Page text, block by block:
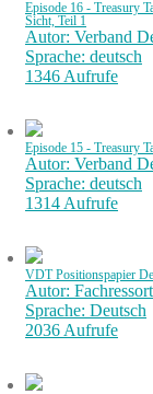
Episode 16 - Treasury
Sicht, Teil 1
Autor: Verband
Sprache: deutsch
1346 Aufrufe
Episode 15 - Treasury
Autor: Verband
Sprache: deutsch
1314 Aufrufe
VDT Positionspapier
Autor:
Sprache: Deutsch
2036 Aufrufe